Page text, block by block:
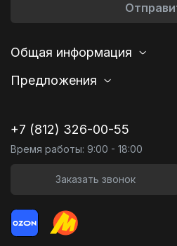
Общая информация
Предложения
+7 (812) 326-00-55
Время работы: 9:00 - 18:00
Заказать звонок